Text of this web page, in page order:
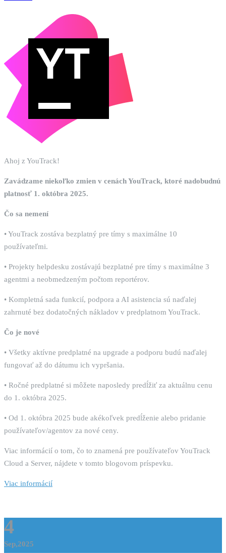
Ahoj z YouTrack!
Zavádzame niekoľko zmien v cenách YouTrack, ktoré nadobudnú
platnosť 1. októbra 2025.
Čo sa nemení
• YouTrack zostáva bezplatný pre tímy s maximálne 10
používateľmi.
• Projekty helpdesku zostávajú bezplatné pre tímy s maximálne 3
agentmi a neobmedzeným počtom reportérov.
• Kompletná sada funkcií, podpora a AI asistencia sú naďalej
zahrnuté bez dodatočných nákladov v predplatnom YouTrack.
Čo je nové
• Všetky aktívne predplatné na upgrade a podporu budú naďalej
fungovať až do dátumu ich vypršania.
• Ročné predplatné si môžete naposledy predĺžiť za aktuálnu cenu
do 1. októbra 2025.
• Od 1. októbra 2025 bude akékoľvek predĺženie alebo pridanie
používateľov/agentov za nové ceny.
Viac informácií o tom, čo to znamená pre používateľov YouTrack
Cloud a Server, nájdete v tomto blogovom príspevku.
Viac informácií
4
Sep,2025